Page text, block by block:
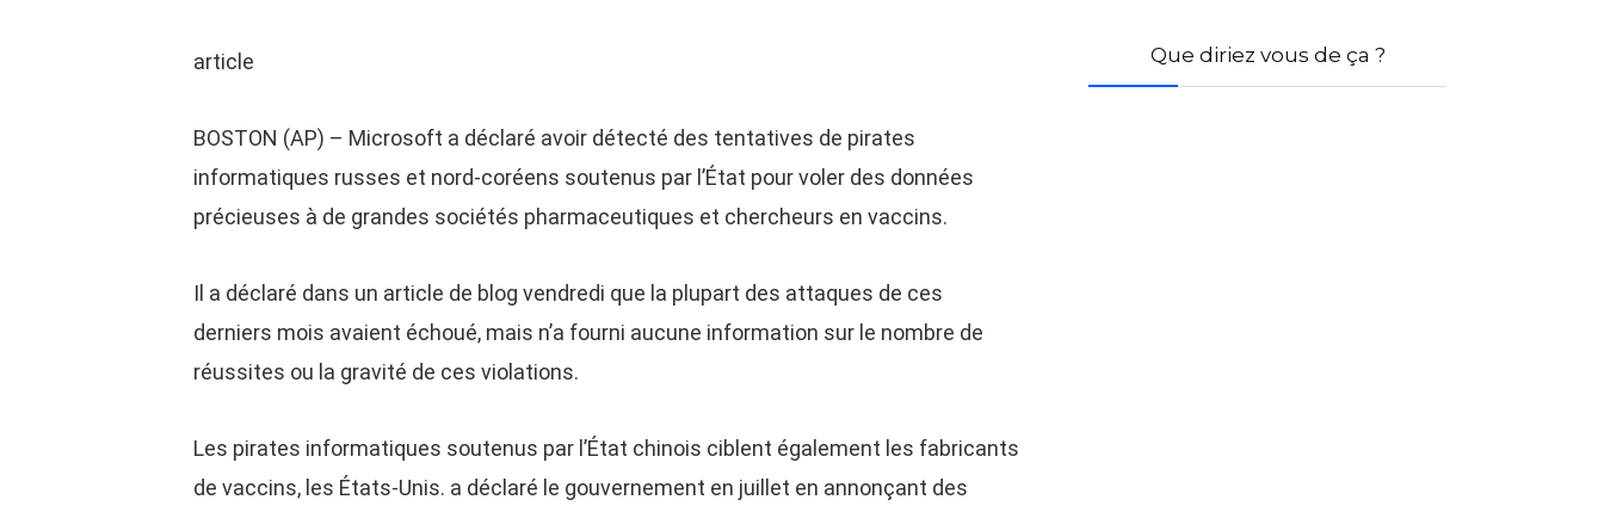
article
BOSTON (AP) – Microsoft a déclaré avoir détecté des tentatives de pirates
informatiques russes et nord-coréens soutenus par l’État pour voler des données
précieuses à de grandes sociétés pharmaceutiques et chercheurs en vaccins.
Il a déclaré dans un article de blog vendredi que la plupart des attaques de ces
derniers mois avaient échoué, mais n’a fourni aucune information sur le nombre de
réussites ou la gravité de ces violations.
Les pirates informatiques soutenus par l’État chinois ciblent également les fabricants
de vaccins, les États-Unis. a déclaré le gouvernement en juillet en annonçant des
Que diriez vous de ça ?